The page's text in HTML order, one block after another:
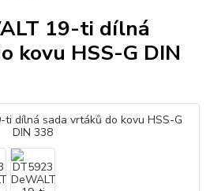
19-ti dílná
kovu HSS-G DIN